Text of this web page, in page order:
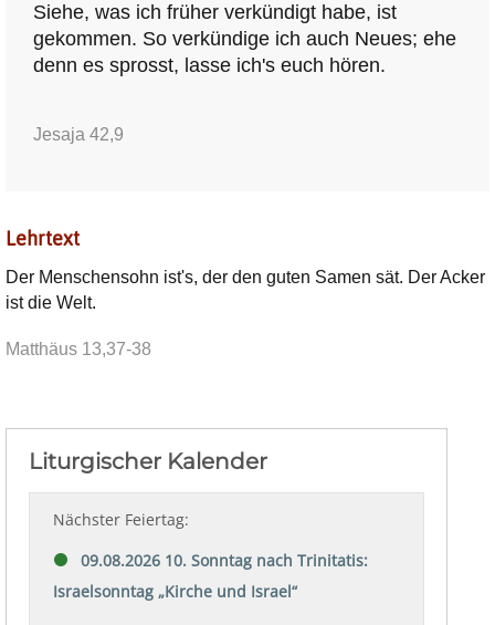
Siehe, was ich früher verkündigt habe, ist
gekommen. So verkündige ich auch Neues; ehe
denn es sprosst, lasse ich's euch hören.
Jesaja 42,9
Lehrtext
Der Menschensohn ist's, der den guten Samen sät. Der Acker
ist die Welt.
Matthäus 13,37-38